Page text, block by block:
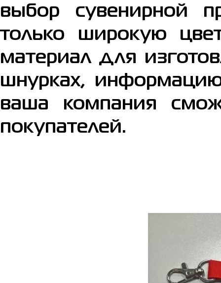
выбор сувенирной
только широкую
материал для
шнурках,
ваша компания
покупателей.